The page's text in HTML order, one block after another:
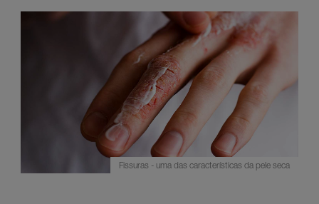
Fissuras - uma das características da pele seca